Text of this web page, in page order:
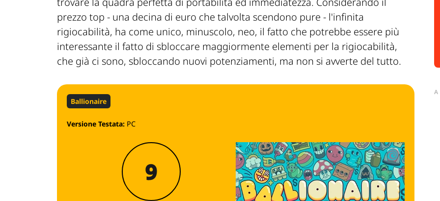
prezzo top - una decina di euro che talvolta scendono pure - l'infinita
rigiocabilità, ha come unico, minuscolo, neo, il fatto che potrebbe essere più
interessante il fatto di sbloccare maggiormente elementi per la rigiocabilità,
che già ci sono, sbloccando nuovi potenziamenti, ma non si avverte del tutto.
Ballionaire
Versione Testata: PC
9